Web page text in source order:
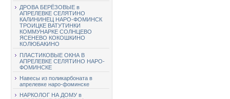
ДРОВА БЕРЁЗОВЫЕ в
АПРЕЛЕВКЕ СЕЛЯТИНО
КАЛИНИНЕЦ НАРО-ФОМИНСК
ТРОИЦКЕ ВАТУТИНКИ
КОММУНАРКЕ СОЛНЦЕВО
ЯСЕНЕВО КОКОШКИНО
КОЛЮБАКИНО
ПЛАСТИКОВЫЕ ОКНА В
АПРЕЛЕВКЕ СЕЛЯТИНО НАРО-
ФОМИНСКЕ
Навесы из поликарбоната в
апрелевке наро-фоминске
НАРКОЛОГ НА ДОМУ в